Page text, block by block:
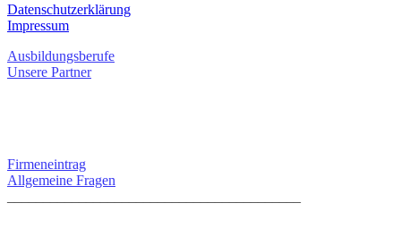
Datenschutzerklärung
Impressum
Ausbildungsberufe
Unsere Partner
Firmeneintrag
Allgemeine Fragen